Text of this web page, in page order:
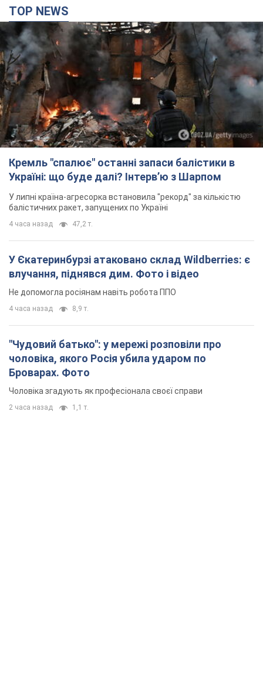
TOP NEWS
Кремль "спалює" останні запаси балістики в
Україні: що буде далі? Інтерв’ю з Шарпом
У липні країна-агресорка встановила "рекорд" за кількістю
балістичних ракет, запущених по Україні
4 часа назад 47,2 т.
У Єкатеринбурзі атаковано склад Wildberries: є
влучання, піднявся дим. Фото і відео
Не допомогла росіянам навіть робота ППО
4 часа назад 8,9 т.
"Чудовий батько": у мережі розповіли про
чоловіка, якого Росія убила ударом по
Броварах. Фото
Чоловіка згадують як професіонала своєї справи
2 часа назад 1,1 т.